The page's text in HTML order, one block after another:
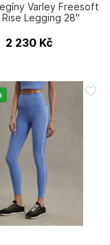
Varley Freesoft
Rise Legging 28"
2 230 Kč